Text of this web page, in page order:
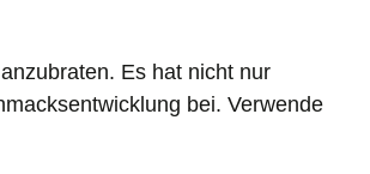
Es hat nicht nur
bei. Verwende